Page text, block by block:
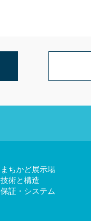
まちかど展示場
技術と構造
保証・システム